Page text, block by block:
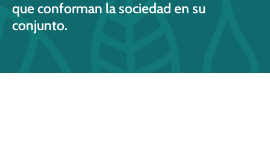
que conforman la sociedad en su
conjunto.